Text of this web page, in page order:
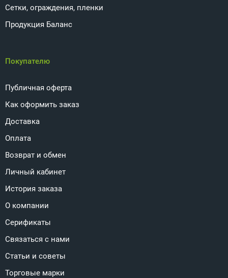
Сетки, ограждения, пленки
Продукция Баланс
Покупателю
Публичная оферта
Как оформить заказ
Доставка
Оплата
Возврат и обмен
Личный кабинет
История заказа
О компании
Серификаты
Связаться с нами
Статьи и советы
Торговые марки